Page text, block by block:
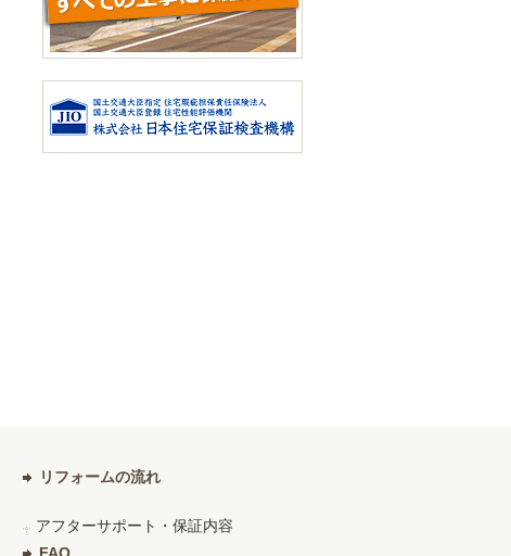
リフォームの流れ
アフターサポート・保証内容
FAQ